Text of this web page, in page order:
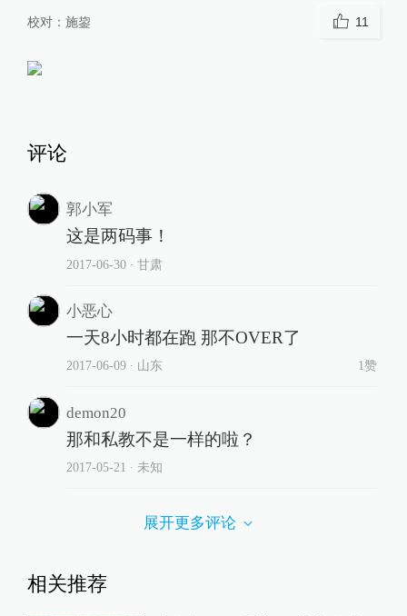
校对： 施鋆 11
评论
郭小军
这是两码事！
2017-06-30∙ 甘肃
小恶心
一天8小时都在跑 那不OVER了
2017-06-09∙ 山东 1赞
demon20
那和私教不是一样的啦？
2017-05-21 ∙ 未知
展开更多评论
相关推荐